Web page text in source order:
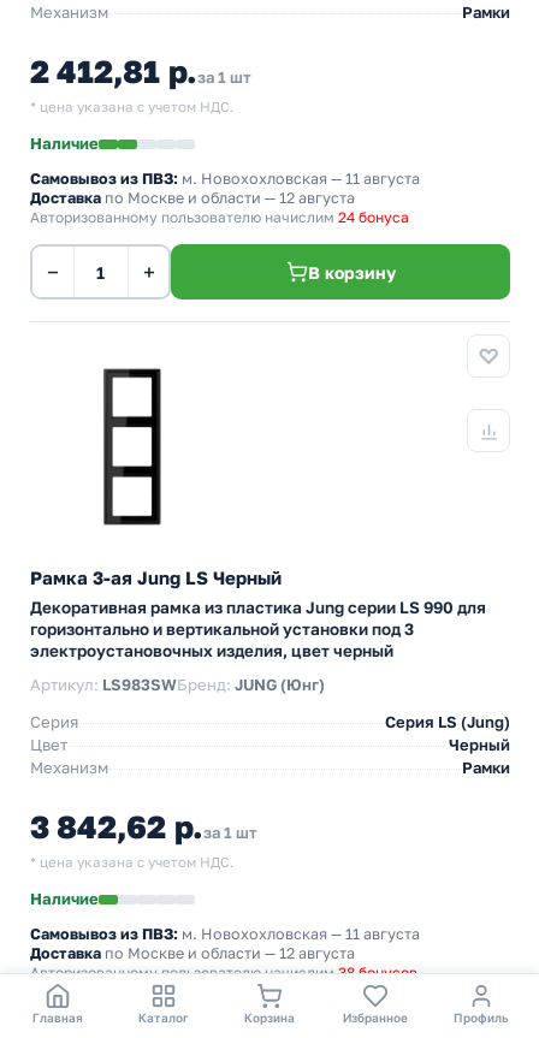
Механизм
Рамки
2 412,81 р.за 1 шт
* цена указана с учетом НДС.
Наличие
Самовывоз из ПВЗ: м. Новохохловская — 11 августа
Доставка по Москве и области — 12 августа
Авторизованному пользователю начислим 24 бонуса
− + В корзину
Рамка 3-ая Jung LS Черный
Декоративная рамка из пластика Jung серии LS 990 для
горизонтально и вертикальной установки под 3
электроустановочных изделия, цвет черный
Артикул: LS983SWБренд: JUNG (Юнг)
Серия
Серия LS (Jung)
Цвет
Черный
Механизм
Рамки
3 842,62 р.за 1 шт
* цена указана с учетом НДС.
Наличие
Самовывоз из ПВЗ: м. Новохохловская — 11 августа
Доставка по Москве и области — 12 августа
Авторизованному пользователю начислим38 бонусов
− + В корзину
Главная Каталог Корзина Избранное Профиль